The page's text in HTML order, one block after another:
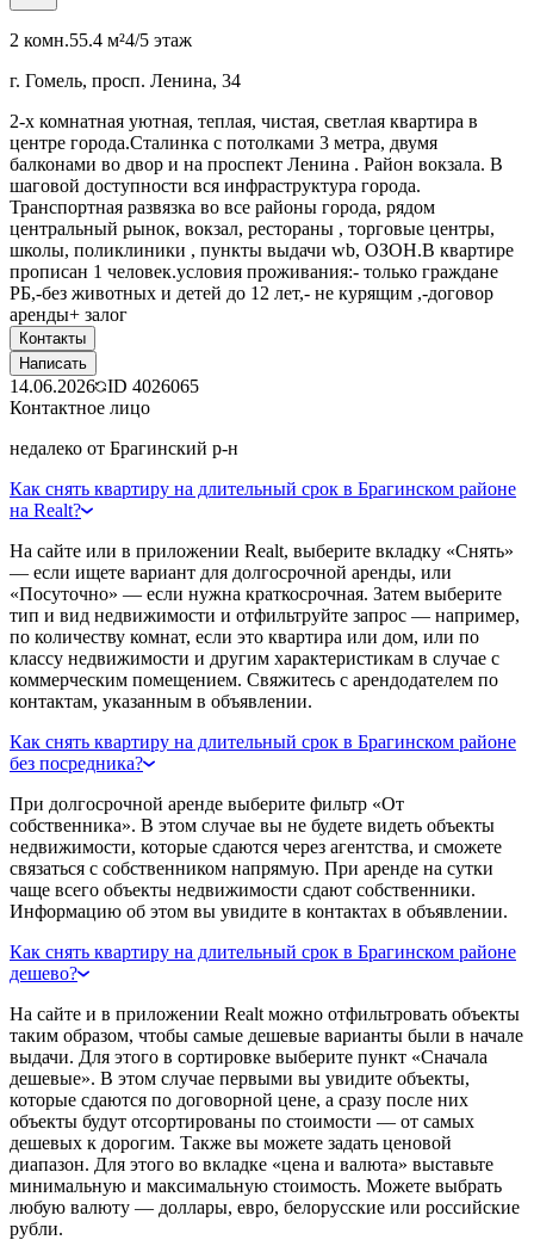
2 комн.55.4 м²4/5 этаж
г. Гомель, просп. Ленина, 34
2-х комнатная уютная, теплая, чистая, светлая квартира в
центре города.Сталинка с потолками 3 метра, двумя
балконами во двор и на проспект Ленина . Район вокзала. В
шаговой доступности вся инфраструктура города.
Транспортная развязка во все районы города, рядом
центральный рынок, вокзал, рестораны , торговые центры,
школы, поликлиники , пункты выдачи wb, ОЗОН.В квартире
прописан 1 человек.условия проживания:- только граждане
РБ,-без животных и детей до 12 лет,- не курящим ,-договор
аренды+ залог
Контакты
Написать
14.06.2026 ID 4026065
Контактное лицо
недалеко от Брагинский р-н
Как снять квартиру на длительный срок в Брагинском районе
на Realt?
На сайте или в приложении Realt, выберите вкладку «Снять»
— если ищете вариант для долгосрочной аренды, или
«Посуточно» — если нужна краткосрочная. Затем выберите
тип и вид недвижимости и отфильтруйте запрос — например,
по количеству комнат, если это квартира или дом, или по
классу недвижимости и другим характеристикам в случае с
коммерческим помещением. Свяжитесь с арендодателем по
контактам, указанным в объявлении.
Как снять квартиру на длительный срок в Брагинском районе
без посредника?
При долгосрочной аренде выберите фильтр «От
собственника». В этом случае вы не будете видеть объекты
недвижимости, которые сдаются через агентства, и сможете
связаться с собственником напрямую. При аренде на сутки
чаще всего объекты недвижимости сдают собственники.
Информацию об этом вы увидите в контактах в объявлении.
Как снять квартиру на длительный срок в Брагинском районе
дешево?
На сайте и в приложении Realt можно отфильтровать объекты
таким образом, чтобы самые дешевые варианты были в начале
выдачи. Для этого в сортировке выберите пункт «Сначала
дешевые». В этом случае первыми вы увидите объекты,
которые сдаются по договорной цене, а сразу после них
объекты будут отсортированы по стоимости — от самых
дешевых к дорогим. Также вы можете задать ценовой
диапазон. Для этого во вкладке «цена и валюта» выставьте
минимальную и максимальную стоимость. Можете выбрать
любую валюту — доллары, евро, белорусские или российские
рубли.